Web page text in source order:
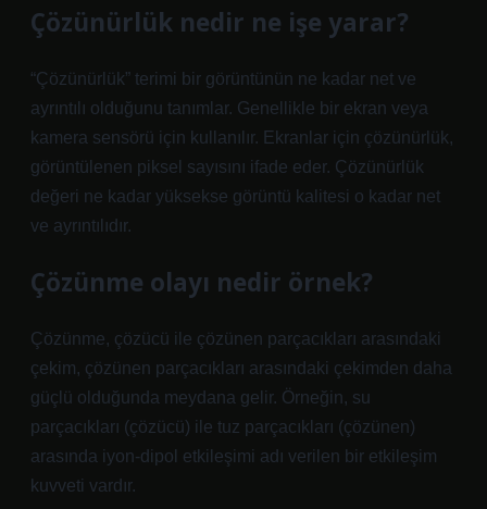
Çözünürlük nedir ne işe yarar?
“Çözünürlük” terimi bir görüntünün ne kadar net ve
ayrıntılı olduğunu tanımlar. Genellikle bir ekran veya
kamera sensörü için kullanılır. Ekranlar için çözünürlük,
görüntülenen piksel sayısını ifade eder. Çözünürlük
değeri ne kadar yüksekse görüntü kalitesi o kadar net
ve ayrıntılıdır.
Çözünme olayı nedir örnek?
Çözünme, çözücü ile çözünen parçacıkları arasındaki
çekim, çözünen parçacıkları arasındaki çekimden daha
güçlü olduğunda meydana gelir. Örneğin, su
parçacıkları (çözücü) ile tuz parçacıkları (çözünen)
arasında iyon-dipol etkileşimi adı verilen bir etkileşim
kuvveti vardır.